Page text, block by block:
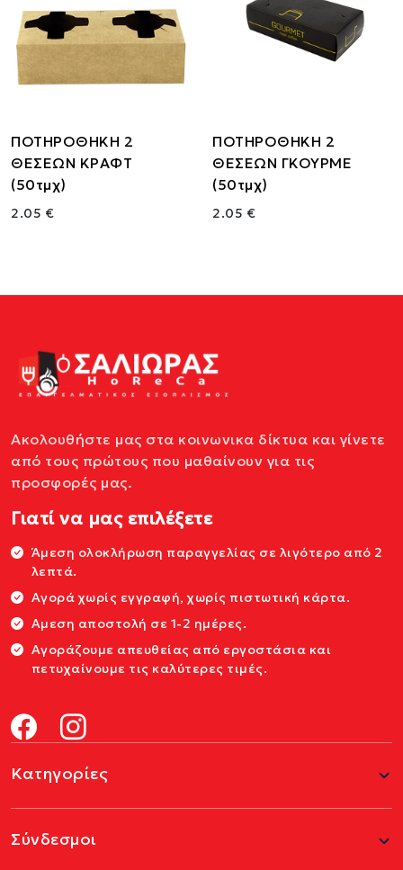
ΠΟΤΗΡΟΘΗΚΗ 2
ΘΕΣΕΩΝ ΚΡΑΦΤ
(50τμχ)
2.05 €
ΠΟΤΗΡΟΘΗΚΗ 2
ΘΕΣΕΩΝ ΓΚΟΥΡΜΕ
(50τμχ)
2.05 €
Ακολουθήστε μας στα κοινωνικα δίκτυα και γίνετε
από τους πρώτους που μαθαίνουν για τις
προσφορές μας.
Γιατί να μας επιλέξετε
Άμεση ολοκλήρωση παραγγελίας σε λιγότερο από 2
λεπτά.
Αγορά χωρίς εγγραφή, χωρίς πιστωτική κάρτα.
Αμεση αποστολή σε 1-2 ημέρες.
Αγοράζουμε απευθείας από εργοστάσια και
πετυχαίνουμε τις καλύτερες τιμές.
Κατηγορίες
Σύνδεσμοι